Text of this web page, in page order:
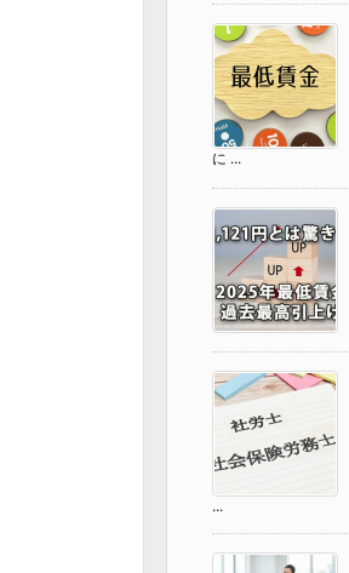
に ...
...